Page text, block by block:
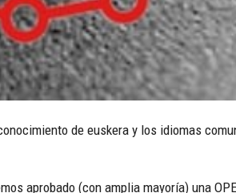
de euskera y los idiomas
aprobado (con amplia mayoría) una